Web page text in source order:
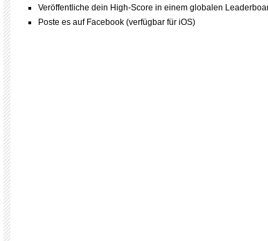
Veröffentliche dein High-Score in einem globalen
Poste es auf Facebook (verfügbar für iOS)